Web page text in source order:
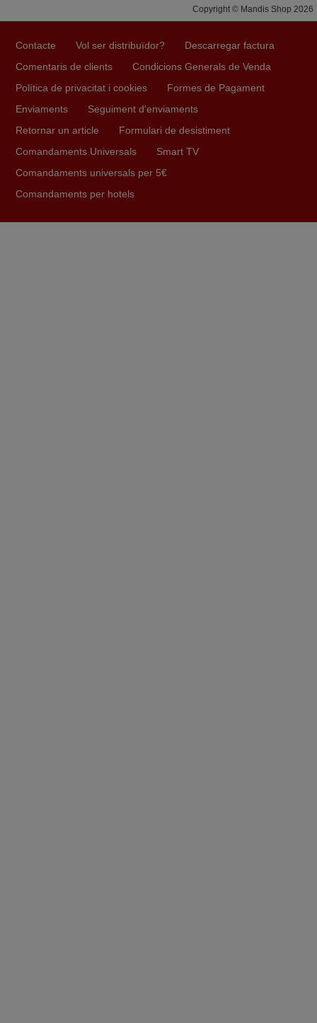
Copyright © Mandis Shop 2026
Contacte Vol ser distribuïdor?
Descarregar factura
Comentaris de clients
Condicions Generals de Venda
Política de privacitat i cookies
Formes de Pagament
Enviaments
Seguiment d'enviaments
Retornar un article
Formulari de desistiment
Comandaments Universals
Smart TV
Comandaments universals per 5€
Comandaments per hotels